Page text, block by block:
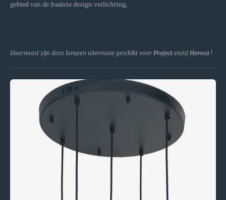
gebied van de fraaiste design verlichting.
Daarnaast zijn deze lampen uitermate geschikt voor Project en/ofHoreca !